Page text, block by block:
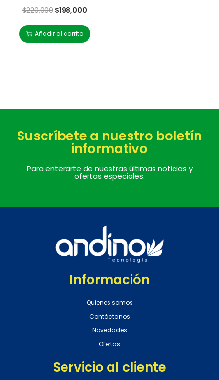
$220,000 $198,000
Añadir al carrito
Suscríbete a nuestro boletín
informativo
Para enterarte de nuestras últimas noticias y
ofertas especiales.
Información
Quienes somos
Contáctanos
Novedades
Ofertas
Servicio al cliente